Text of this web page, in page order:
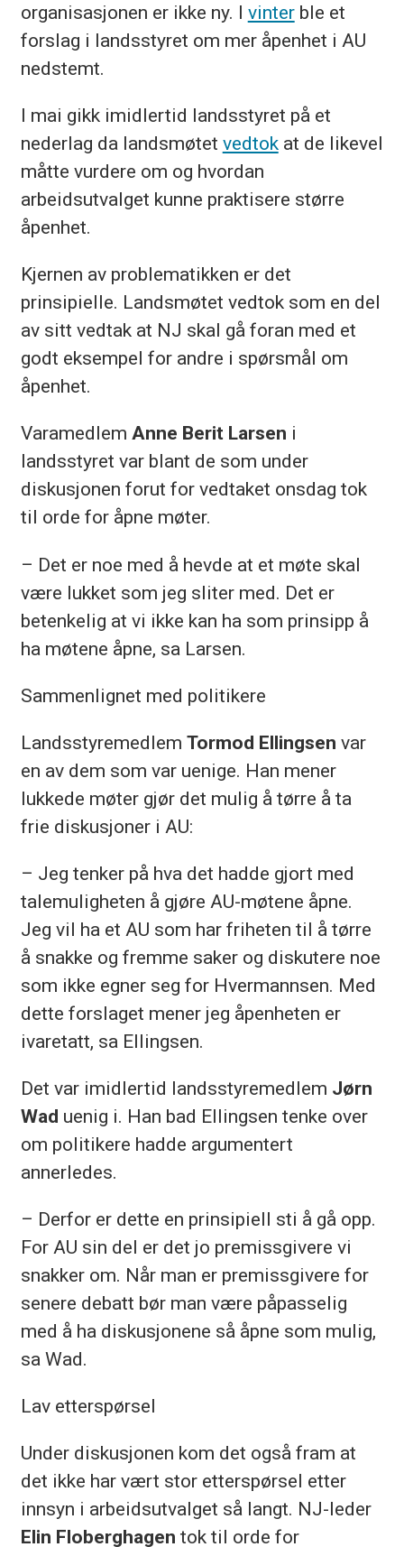
organisasjonen er ikke ny. I vinterble et
forslag i landsstyret om mer åpenhet i AU
nedstemt.
I mai gikk imidlertid landsstyret på et
nederlag da landsmøtet vedtokat de likevel
måtte vurdere om og hvordan
arbeidsutvalget kunne praktisere større
åpenhet.
Kjernen av problematikken er det
prinsipielle. Landsmøtet vedtok som en del
av sitt vedtak at NJ skal gå foran med et
godt eksempel for andre i spørsmål om
åpenhet.
Varamedlem Anne Berit Larsen i
landsstyret var blant de som under
diskusjonen forut for vedtaket onsdag tok
til orde for åpne møter.
– Det er noe med å hevde at et møte skal
være lukket som jeg sliter med. Det er
betenkelig at vi ikke kan ha som prinsipp å
ha møtene åpne, sa Larsen.
Sammenlignet med politikere
Landsstyremedlem Tormod Ellingsen var
en av dem som var uenige. Han mener
lukkede møter gjør det mulig å tørre å ta
frie diskusjoner i AU:
– Jeg tenker på hva det hadde gjort med
talemuligheten å gjøre AU-møtene åpne.
Jeg vil ha et AU som har friheten til å tørre
å snakke og fremme saker og diskutere noe
som ikke egner seg for Hvermannsen. Med
dette forslaget mener jeg åpenheten er
ivaretatt, sa Ellingsen.
Det var imidlertid landsstyremedlem Jørn
Wad uenig i. Han bad Ellingsen tenke over
om politikere hadde argumentert
annerledes.
– Derfor er dette en prinsipiell sti å gå opp.
For AU sin del er det jo premissgivere vi
snakker om. Når man er premissgivere for
senere debatt bør man være påpasselig
med å ha diskusjonene så åpne som mulig,
sa Wad.
Lav etterspørsel
Under diskusjonen kom det også fram at
det ikke har vært stor etterspørsel etter
innsyn i arbeidsutvalget så langt. NJ-leder
Elin Floberghagen tok til orde for